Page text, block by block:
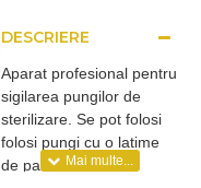
DESCRIERE
Aparat profesional pentru
sigilarea pungilor de
sterilizare. Se pot folosi
folosi pungi cu o latime
de pana la 20 cm.